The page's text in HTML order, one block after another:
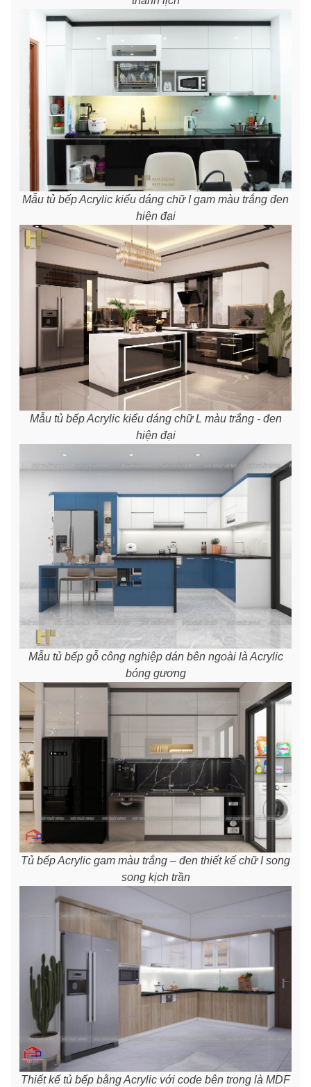
Mẫu tủ bếp Acrylic kiểu dáng chữ I gam màu trắng đen
hiện đại
Mẫu tủ bếp Acrylic kiểu dáng chữ L màu trắng - đen
hiện đại
Mẫu tủ bếp gỗ công nghiệp dán bên ngoài là Acrylic
bóng gương
Tủ bếp Acrylic gam màu trắng – đen thiết kế chữ I song
song kịch trần
Thiết kế tủ bếp bằng Acrylic với code bên trong là MDF